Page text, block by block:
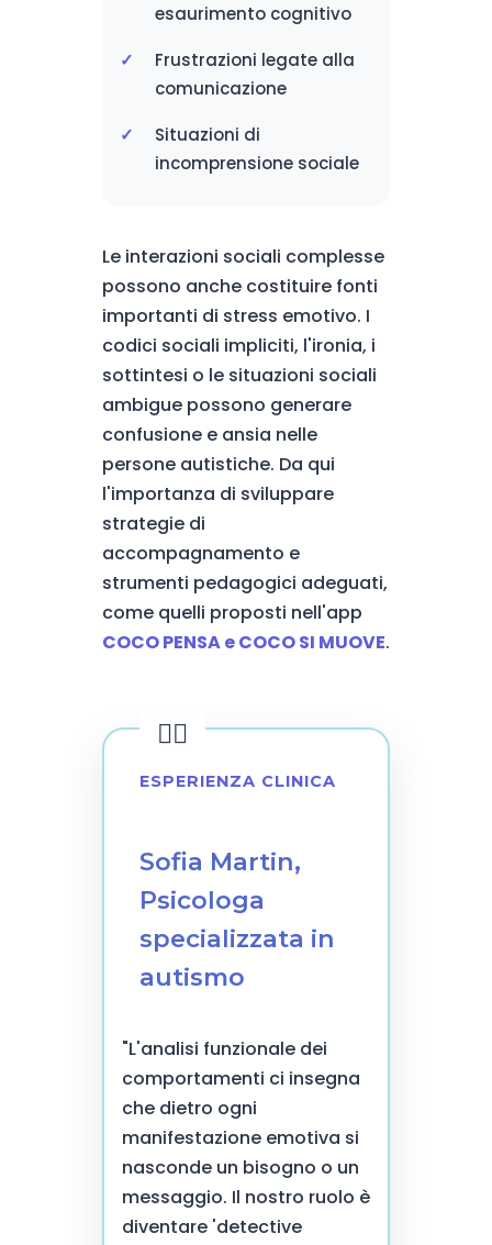
esaurimento cognitivo
Frustrazioni legate alla
comunicazione
Situazioni di
incomprensione sociale
Le interazioni sociali complesse
possono anche costituire fonti
importanti di stress emotivo. I
codici sociali impliciti, l'ironia, i
sottintesi o le situazioni sociali
ambigue possono generare
confusione e ansia nelle
persone autistiche. Da qui
l'importanza di sviluppare
strategie di
accompagnamento e
strumenti pedagogici adeguati,
come quelli proposti nell'app
COCO PENSA e COCO SI MUOVE.
ESPERIENZA CLINICA
Sofia Martin,
Psicologa
specializzata in
autismo
"L'analisi funzionale dei
comportamenti ci insegna
che dietro ogni
manifestazione emotiva si
nasconde un bisogno o un
messaggio. Il nostro ruolo è
diventare 'detective